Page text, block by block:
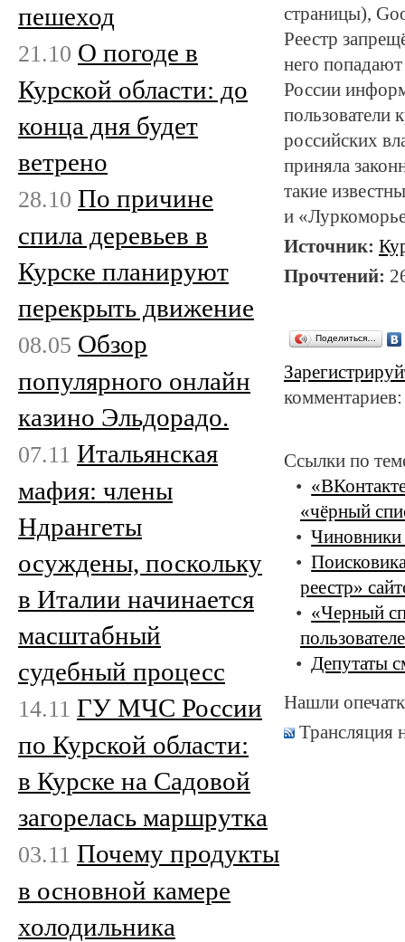
страницы),
Реестр
него
России
пользователи
российских
приняла
такие
и
Источник:
Прочтений:
Поделиться…
Ссылки по
«чёрный
Чиновники
реестр»
«Черный
Депутаты
Нашли
Трансляция
пешеход
21.10 О погоде в
Курской области: до
конца дня будет
ветрено
28.10 По причине
спила деревьев в
Курске планируют
перекрыть движение
08.05 Обзор
популярного онлайн
казино Эльдорадо.
07.11 Итальянская
мафия: члены
Ндрангеты
осуждены, поскольку
в Италии начинается
масштабный
судебный процесс
14.11 ГУ МЧС России
по Курской области:
в Курске на Садовой
загорелась маршрутка
03.11 Почему продукты
в основной камере
холодильника